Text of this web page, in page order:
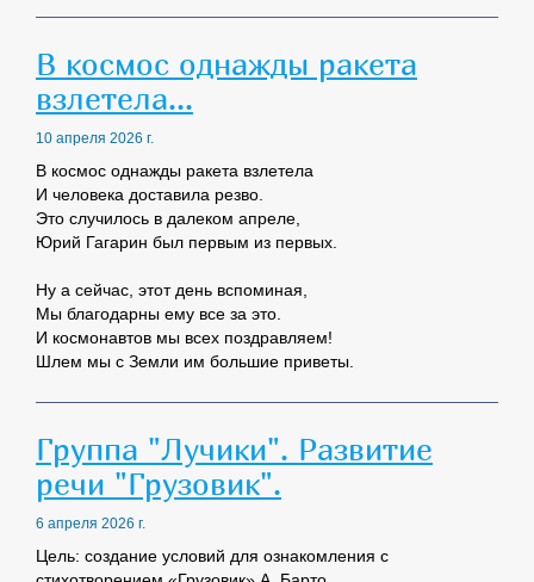
В космос однажды ракета
взлетела...
10 апреля 2026 г.
В космос однажды ракета взлетела
И человека доставила резво.
Это случилось в далеком апреле,
Юрий Гагарин был первым из первых.
Ну а сейчас, этот день вспоминая,
Мы благодарны ему все за это.
И космонавтов мы всех поздравляем!
Шлем мы с Земли им большие приветы.
Группа "Лучики". Развитие
речи "Грузовик".
6 апреля 2026 г.
Цель: создание условий для ознакомления с